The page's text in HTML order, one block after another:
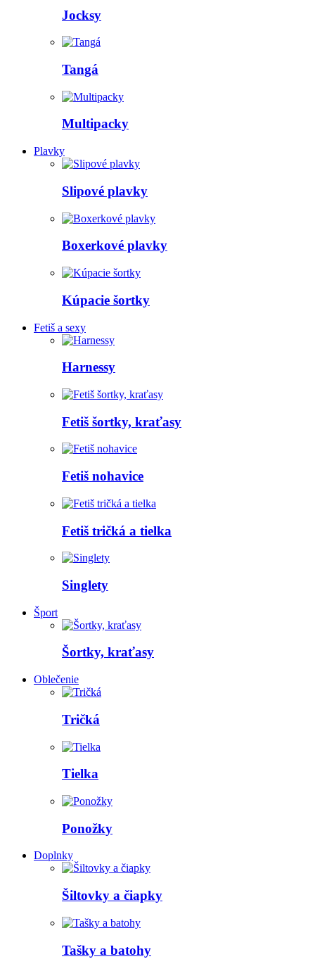
Jocksy
Tangá
Multipacky
Plavky
Slipové plavky
Boxerkové plavky
Kúpacie šortky
Fetiš a sexy
Harnessy
Fetiš šortky, kraťasy
Fetiš nohavice
Fetiš tričká a tielka
Singlety
Šport
Šortky, kraťasy
Oblečenie
Tričká
Tielka
Ponožky
Doplnky
Šiltovky a čiapky
Tašky a batohy